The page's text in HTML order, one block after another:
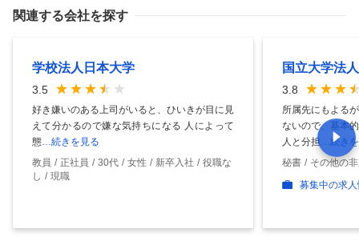
関連する会社を探す
学校法人日本大学
3.5
好き嫌いのある上司がいると、ひいきが目に見
えて分かるので嫌な気持ちになる 人によって
態 …続きを見る
教員
正社員 30代 女性 新卒入社
役職な
し
現職
国立大学法
3.8
所属先にもよる
ないので、基本
人と分担
…続き
秘書
その他の
募集中の求